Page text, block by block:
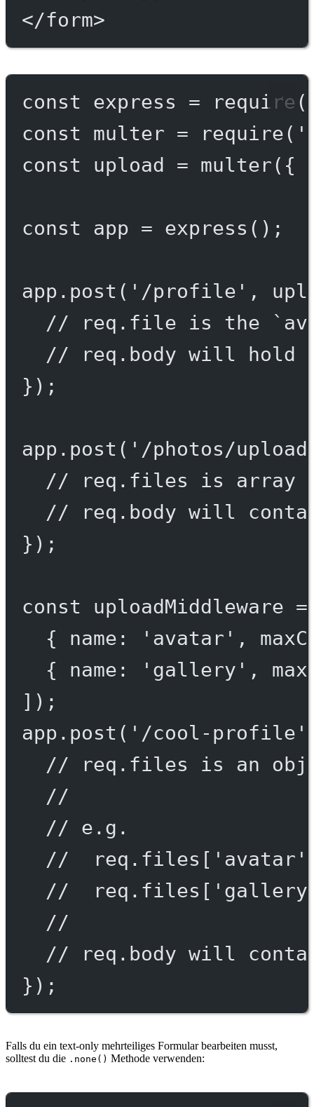
</form>
const express = require (
const
multer = require(
const
upload = multer({
const app = express ();
app. post ( '/profile' ,
// req.file is the
// req.body will hold
});
app. post ( '/photos/
// req.files is array
// req.body will
});
const uploadMiddleware =
{ name:
'avatar' ,
{ name:
'gallery' ,
]);
app. post ( '/cool-profile'
// req.files is an
//
// e.g.
//
//
//
// req.body will
});
Falls du ein text-only mehrteiliges Formular bearbeiten musst,
solltest du die .none() Methode verwenden: